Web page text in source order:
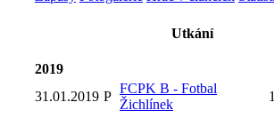
Utkání
2019
31.01.2019 P
FCPK B - Fotbal
Žichlínek